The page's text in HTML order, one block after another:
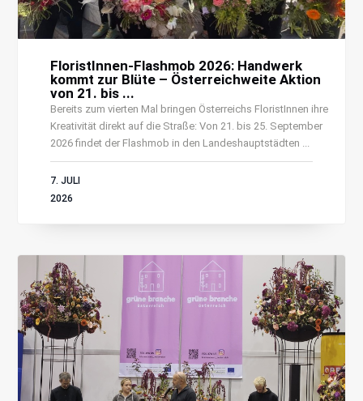
FloristInnen-Flashmob 2026: Handwerk
kommt zur Blüte – Österreichweite Aktion
von 21. bis ...
Bereits zum vierten Mal bringen Österreichs FloristInnen ihre
Kreativität direkt auf die Straße: Von 21. bis 25. September
2026 findet der Flashmob in den Landeshauptstädten ...
7. JULI
2026